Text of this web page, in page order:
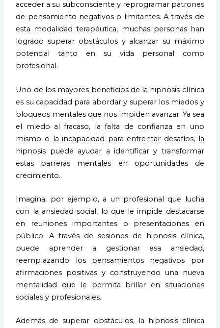
acceder a su subconsciente y reprogramar patrones
de pensamiento negativos o limitantes. A través de
esta modalidad terapéutica, muchas personas han
logrado superar obstáculos y alcanzar su máximo
potencial tanto en su vida personal como
profesional.
Uno de los mayores beneficios de la hipnosis clínica
es su capacidad para abordar y superar los miedos y
bloqueos mentales que nos impiden avanzar. Ya sea
el miedo al fracaso, la falta de confianza en uno
mismo o la incapacidad para enfrentar desafíos, la
hipnosis puede ayudar a identificar y transformar
estas barreras mentales en oportunidades de
crecimiento.
Imagina, por ejemplo, a un profesional que lucha
con la ansiedad social, lo que le impide destacarse
en reuniones importantes o presentaciones en
público. A través de sesiones de hipnosis clínica,
puede aprender a gestionar esa ansiedad,
reemplazando los pensamientos negativos por
afirmaciones positivas y construyendo una nueva
mentalidad que le permita brillar en situaciones
sociales y profesionales.
Además de superar obstáculos, la hipnosis clínica